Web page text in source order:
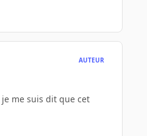
AUTEUR
me suis dit que cet